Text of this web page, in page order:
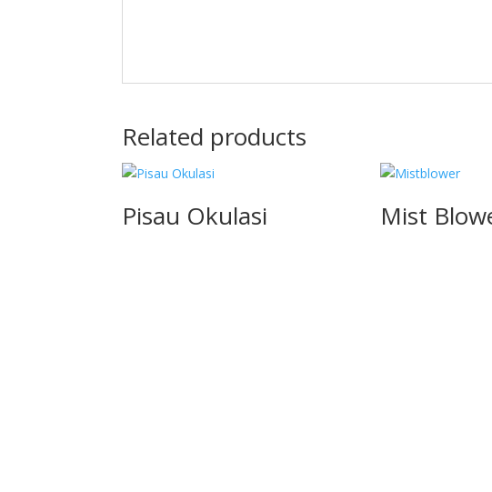
Related products
Pisau Okulasi Mist